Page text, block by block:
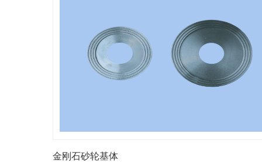
金刚石砂轮基体